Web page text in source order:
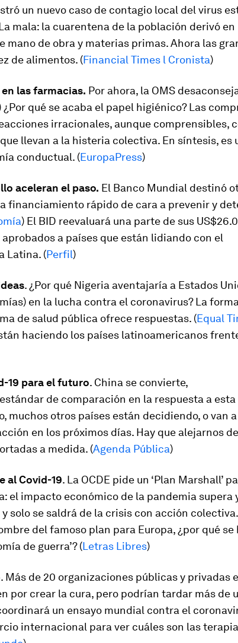
un nuevo caso de contagio local del virus
mala: la cuarentena de la población derivó en
mano de obra y materias primas. Ahora las
de alimentos. (Financial Times l Cronista)
las farmacias. Por ahora, la OMS
¿Por qué se acaba el papel higiénico? Las
irracionales, aunque comprensibles,
llevan a la histeria colectiva. En síntesis, es
conductual. (EuropaPress)
aceleran el paso. El Banco Mundial destinó
financiamiento rápido de cara a prevenir y
) El BID reevaluará una parte de sus
a países que están lidiando con el
Latina. (Perfil)
. ¿Por qué Nigeria aventajaría a Estados
en la lucha contra el coronavirus? La
de salud pública ofrece respuestas. (Equal
haciendo los países latinoamericanos
19 para el futuro. China se convierte,
de comparación en la respuesta a esta
muchos otros países están decidiendo, o van a
en los próximos días. Hay que alejarnos
a medida. (Agenda Pública)
al Covid-19. La OCDE pide un ‘Plan Marshall’
el impacto económico de la pandemia supera
solo se saldrá de la crisis con acción
del famoso plan para Europa, ¿por qué se
de guerra’? (Letras Libres)
. Más de 20 organizaciones públicas y privadas
por crear la cura, pero podrían tardar más de
un ensayo mundial contra el
internacional para ver cuáles son las